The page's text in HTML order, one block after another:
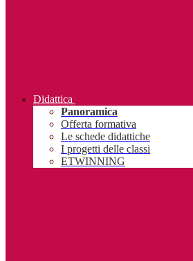
Didattica
Panoramica
Offerta formativa
Le schede didattiche
I progetti delle classi
ETWINNING